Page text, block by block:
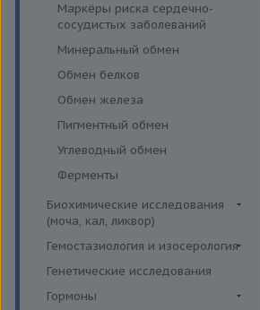
Маркёры риска сердечно-
сосудистых заболеваний
Минеральный обмен
Обмен белков
Обмен железа
Пигментный обмен
Углеводный обмен
Ферменты
Биохимические исследования
(моча, кал, ликвор)
Ликвор
Гемостазиология и изосерология
Гемостазиология
Иммуногематология
Генетические исследования
Гормоны